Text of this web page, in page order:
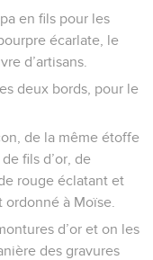
en fils pour les
écarlate, le
d’artisans.
deux bords, pour le
de la même étoffe
fils d’or, de
rouge éclatant et
ordonné à Moïse.
d’or et on les
des gravures